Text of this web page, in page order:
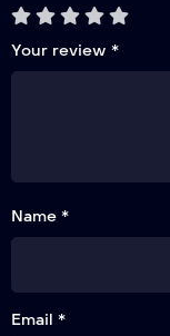
Your review *
Name *
Email *